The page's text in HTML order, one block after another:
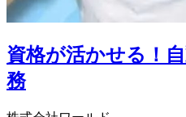
資格が活かせる！
務